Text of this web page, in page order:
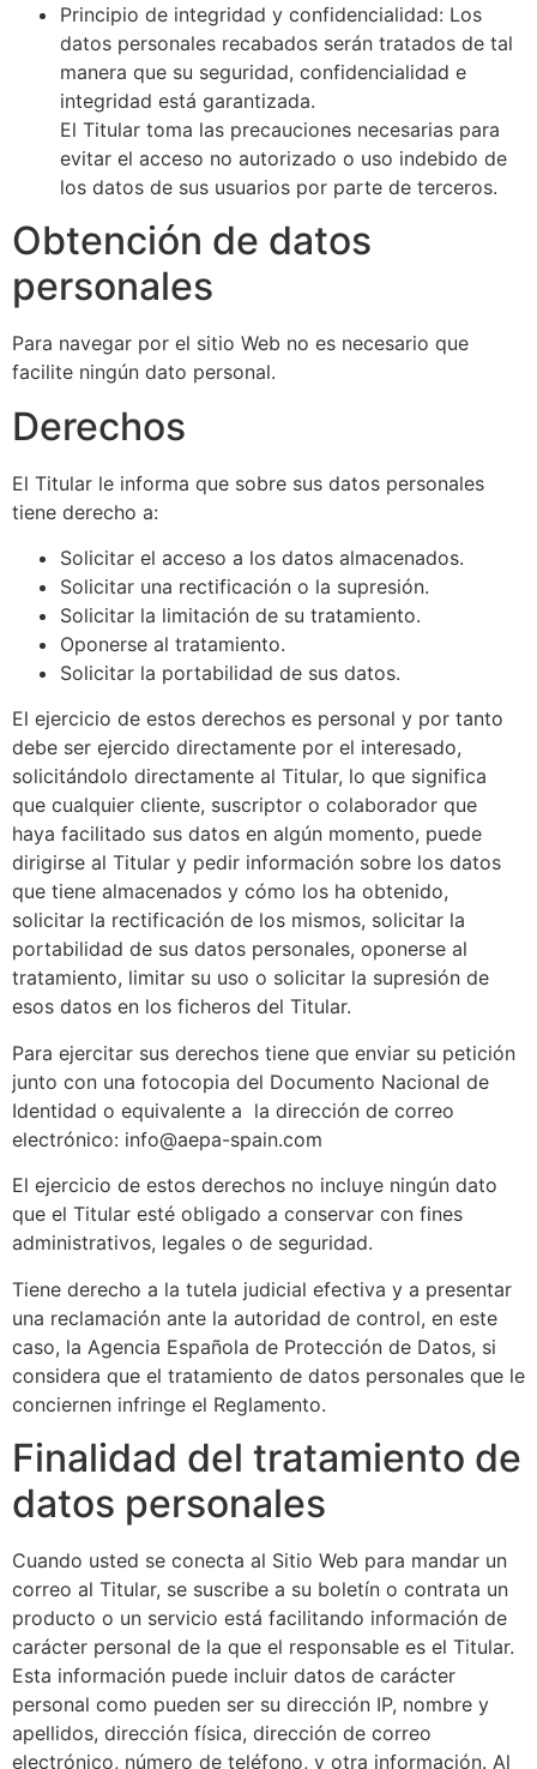
Principio de integridad y confidencialidad: Los
datos personales recabados serán tratados de tal
manera que su seguridad, confidencialidad e
integridad está garantizada.
El Titular toma las precauciones necesarias para
evitar el acceso no autorizado o uso indebido de
los datos de sus usuarios por parte de terceros.
Obtención de datos
personales
Para navegar por el sitio Web no es necesario que
facilite ningún dato personal.
Derechos
El Titular le informa que sobre sus datos personales
tiene derecho a:
Solicitar el acceso a los datos almacenados.
Solicitar una rectificación o la supresión.
Solicitar la limitación de su tratamiento.
Oponerse al tratamiento.
Solicitar la portabilidad de sus datos.
El ejercicio de estos derechos es personal y por tanto
debe ser ejercido directamente por el interesado,
solicitándolo directamente al Titular, lo que significa
que cualquier cliente, suscriptor o colaborador que
haya facilitado sus datos en algún momento, puede
dirigirse al Titular y pedir información sobre los datos
que tiene almacenados y cómo los ha obtenido,
solicitar la rectificación de los mismos, solicitar la
portabilidad de sus datos personales, oponerse al
tratamiento, limitar su uso o solicitar la supresión de
esos datos en los ficheros del Titular.
Para ejercitar sus derechos tiene que enviar su petición
junto con una fotocopia del Documento Nacional de
Identidad o equivalente a la dirección de correo
electrónico: info@aepa-spain.com
El ejercicio de estos derechos no incluye ningún dato
que el Titular esté obligado a conservar con fines
administrativos, legales o de seguridad.
Tiene derecho a la tutela judicial efectiva y a presentar
una reclamación ante la autoridad de control, en este
caso, la Agencia Española de Protección de Datos, si
considera que el tratamiento de datos personales que le
conciernen infringe el Reglamento.
Finalidad del tratamiento de
datos personales
Cuando usted se conecta al Sitio Web para mandar un
correo al Titular, se suscribe a su boletín o contrata un
producto o un servicio está facilitando información de
carácter personal de la que el responsable es el Titular.
Esta información puede incluir datos de carácter
personal como pueden ser su dirección IP, nombre y
apellidos, dirección física, dirección de correo
electrónico, número de teléfono, y otra información. Al